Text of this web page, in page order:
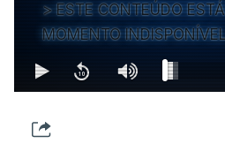
ESTE CONTEÚDO
MOMENTO